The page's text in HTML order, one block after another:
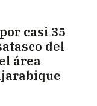
casi 35
del
área